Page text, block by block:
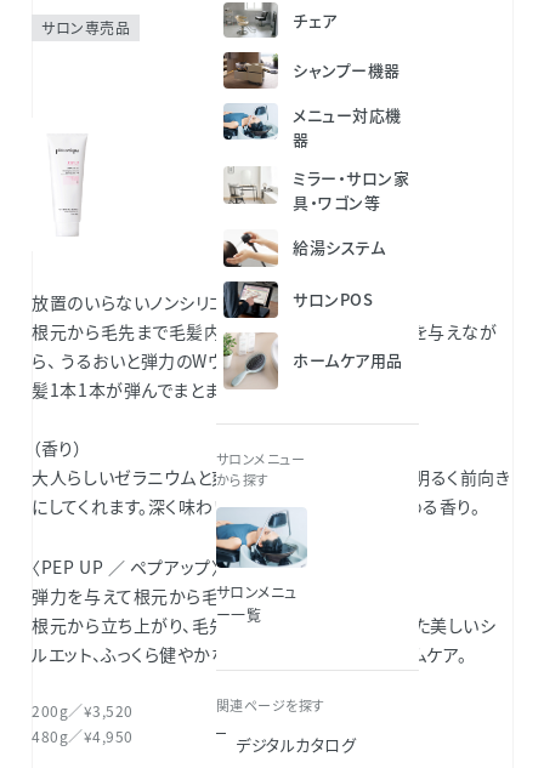
チェア
シャンプー機器
メニュー対応機
器
ミラー・サロン家
具・ワゴン等
給湯システム
サロンPOS
ホームケア用品
サロンメニュー
から探す
サロンメニュ
ー一覧
関連ページを探す
デジタルカタログ
サロン専売品
放置のいらないノンシリコントリートメント。
根元から毛先まで毛髪内部の状態に合わせて弾力を与えなが
ら、 うるおいと弾力のWヴェールをつくります。
髪1本1本が弾んでまとまりやすい髪に。
（香り）
大人らしいゼラニウムと爽やかなオレンジの香りが明るく前向き
にしてくれます。深く味わいのある、女性らしさを高める香り。
〈PEP UP ／ ペプアップ〉
弾力を与えて根元から毛先まで健康的に整えます。
根元から立ち上がり、毛先はおさまる、ツヤをまとった美しいシ
ルエット、ふっくら健やかな頭皮へ導くサロン＆ホームケア。
200g／¥3,520
480g／¥4,950